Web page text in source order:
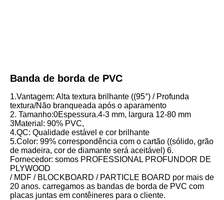
Banda de borda de PVC
1.Vantagem: Alta textura brilhante ((95°) / Profunda
textura/Não branqueada após o aparamento
2. Tamanho:0Espessura.4-3 mm, largura 12-80 mm
3Material: 90% PVC,
4.QC: Qualidade estável e cor brilhante
5.Color: 99% correspondência com o cartão ((sólido, grão
de madeira, cor de diamante será aceitável) 6.
Fornecedor: somos PROFESSIONAL PROFUNDOR DE
PLYWOOD
/ MDF / BLOCKBOARD / PARTICLE BOARD por mais de
20 anos. carregamos as bandas de borda de PVC com
placas juntas em contêineres para o cliente.